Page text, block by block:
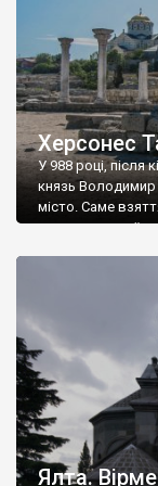
Херсонес
У 988 році, після
князь Володимир
місто. Саме
диктувати свої
Херсонесі
А потім було
Ялта.